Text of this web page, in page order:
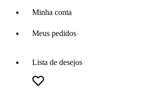
Minha conta
Meus pedidos
Lista de desejos